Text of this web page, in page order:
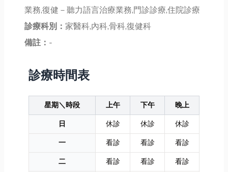
業務,復健－聽力語言治療業務,門診診療,住院診療
診療科別： 家醫科,內科,骨科,復健科
備註： -
診療時間表
星期＼時段 上午 下午
晚上
日
休診 休診
休診
一
看診 看診
看診
二
看診 看診
看診